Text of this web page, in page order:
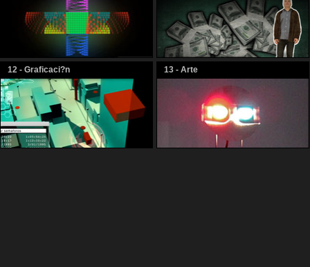
12 - Graficaci?n 13 - Arte